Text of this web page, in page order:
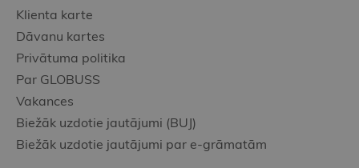
Klienta karte
Dāvanu kartes
Privātuma politika
Par GLOBUSS
Vakances
Biežāk uzdotie jautājumi (BUJ)
Biežāk uzdotie jautājumi par e-grāmatām